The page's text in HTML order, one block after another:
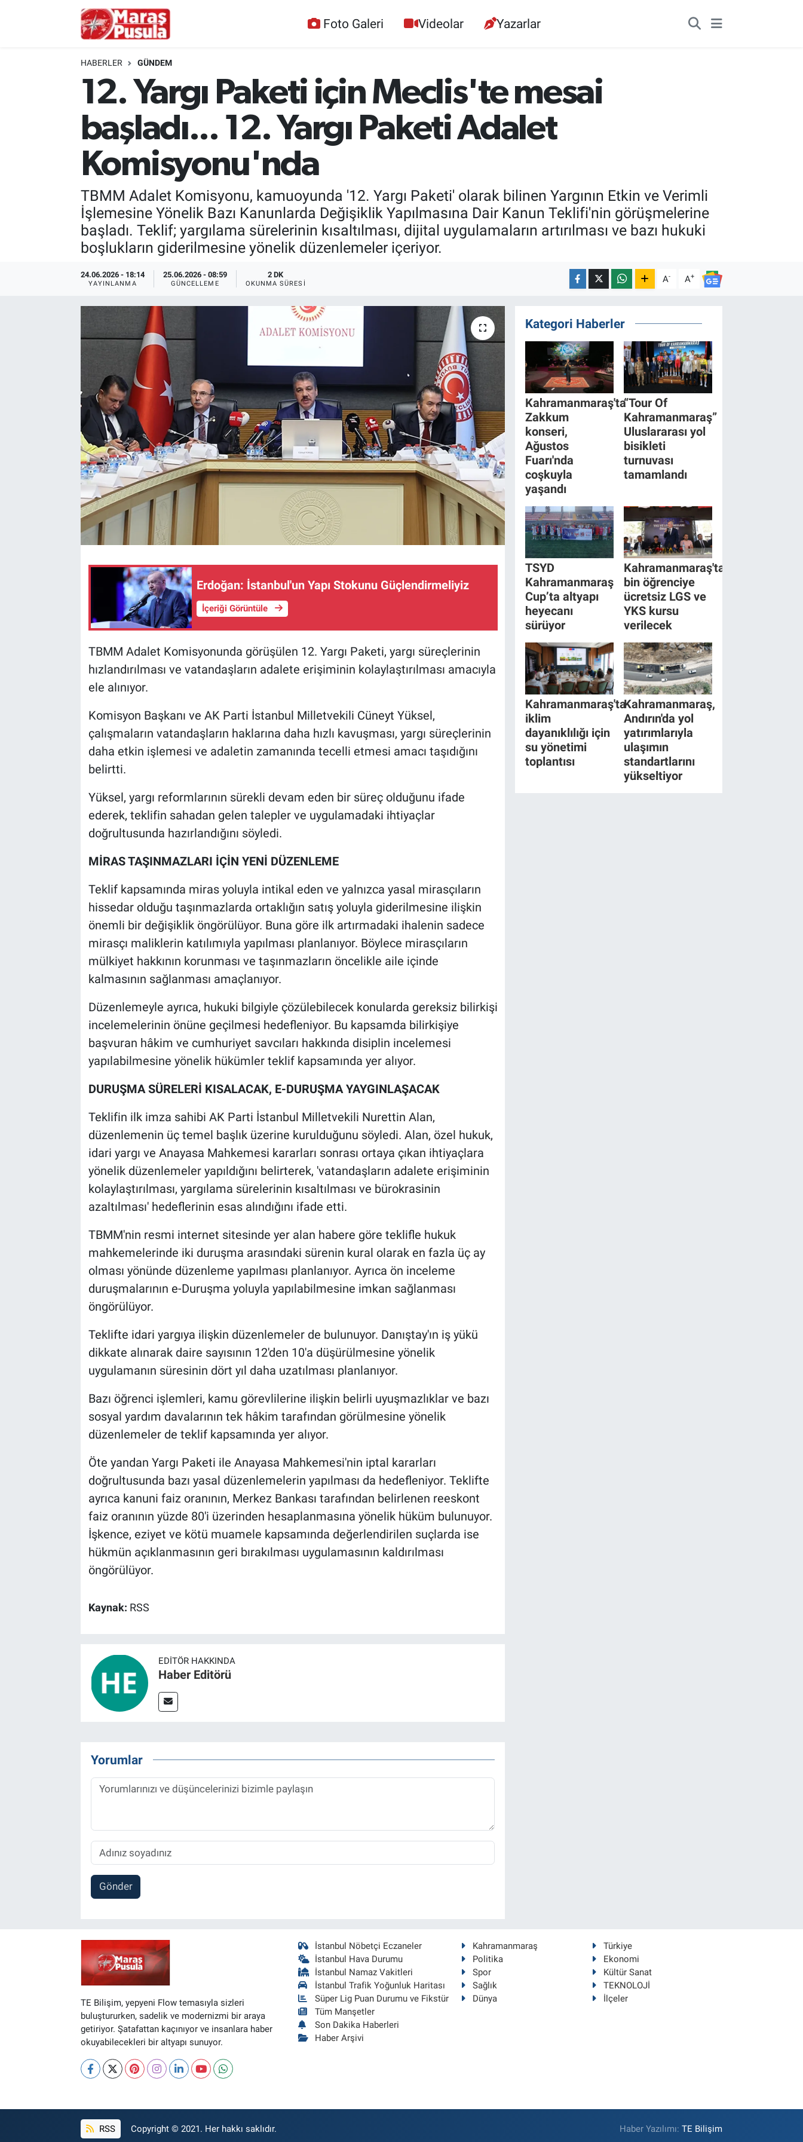
Foto Galeri Videolar Yazarlar
HABERLER GÜNDEM
12. Yargı Paketi için Meclis'te mesai
başladı... 12. Yargı Paketi Adalet
Komisyonu'nda
TBMM Adalet Komisyonu, kamuoyunda '12. Yargı Paketi' olarak bilinen Yargının Etkin ve Verimli
İşlemesine Yönelik Bazı Kanunlarda Değişiklik Yapılmasına Dair Kanun Teklifi'nin görüşmelerine
başladı. Teklif; yargılama sürelerinin kısaltılması, dijital uygulamaların artırılması ve bazı hukuki
boşlukların giderilmesine yönelik düzenlemeler içeriyor.
24.06.2026 - 18:14
YAYINLANMA
25.06.2026 - 08:59
GÜNCELLEME
2 DK
OKUNMA SÜRESI A- A+
Erdoğan: İstanbul'un Yapı Stokunu Güçlendirmeliyiz
İçeriği Görüntüle
TBMM Adalet Komisyonunda görüşülen 12. Yargı Paketi, yargı süreçlerinin
hızlandırılması ve vatandaşların adalete erişiminin kolaylaştırılması amacıyla
ele alınıyor.
Komisyon Başkanı ve AK Parti İstanbul Milletvekili Cüneyt Yüksel,
çalışmaların vatandaşların haklarına daha hızlı kavuşması, yargı süreçlerinin
daha etkin işlemesi ve adaletin zamanında tecelli etmesi amacı taşıdığını
belirtti.
Yüksel, yargı reformlarının sürekli devam eden bir süreç olduğunu ifade
ederek, teklifin sahadan gelen talepler ve uygulamadaki ihtiyaçlar
doğrultusunda hazırlandığını söyledi.
MİRAS TAŞINMAZLARI İÇİN YENİ DÜZENLEME
Teklif kapsamında miras yoluyla intikal eden ve yalnızca yasal mirasçıların
hissedar olduğu taşınmazlarda ortaklığın satış yoluyla giderilmesine ilişkin
önemli bir değişiklik öngörülüyor. Buna göre ilk artırmadaki ihalenin sadece
mirasçı maliklerin katılımıyla yapılması planlanıyor. Böylece mirasçıların
mülkiyet hakkının korunması ve taşınmazların öncelikle aile içinde
kalmasının sağlanması amaçlanıyor.
Düzenlemeyle ayrıca, hukuki bilgiyle çözülebilecek konularda gereksiz bilirkişi
incelemelerinin önüne geçilmesi hedefleniyor. Bu kapsamda bilirkişiye
başvuran hâkim ve cumhuriyet savcıları hakkında disiplin incelemesi
yapılabilmesine yönelik hükümler teklif kapsamında yer alıyor.
DURUŞMA SÜRELERİ KISALACAK, E-DURUŞMA YAYGINLAŞACAK
Teklifin ilk imza sahibi AK Parti İstanbul Milletvekili Nurettin Alan,
düzenlemenin üç temel başlık üzerine kurulduğunu söyledi. Alan, özel hukuk,
idari yargı ve Anayasa Mahkemesi kararları sonrası ortaya çıkan ihtiyaçlara
yönelik düzenlemeler yapıldığını belirterek, 'vatandaşların adalete erişiminin
kolaylaştırılması, yargılama sürelerinin kısaltılması ve bürokrasinin
azaltılması' hedeflerinin esas alındığını ifade etti.
TBMM'nin resmi internet sitesinde yer alan habere göre teklifle hukuk
mahkemelerinde iki duruşma arasındaki sürenin kural olarak en fazla üç ay
olması yönünde düzenleme yapılması planlanıyor. Ayrıca ön inceleme
duruşmalarının e-Duruşma yoluyla yapılabilmesine imkan sağlanması
öngörülüyor.
Teklifte idari yargıya ilişkin düzenlemeler de bulunuyor. Danıştay'ın iş yükü
dikkate alınarak daire sayısının 12'den 10'a düşürülmesine yönelik
uygulamanın süresinin dört yıl daha uzatılması planlanıyor.
Bazı öğrenci işlemleri, kamu görevlilerine ilişkin belirli uyuşmazlıklar ve bazı
sosyal yardım davalarının tek hâkim tarafından görülmesine yönelik
düzenlemeler de teklif kapsamında yer alıyor.
Öte yandan Yargı Paketi ile Anayasa Mahkemesi'nin iptal kararları
doğrultusunda bazı yasal düzenlemelerin yapılması da hedefleniyor. Teklifte
ayrıca kanuni faiz oranının, Merkez Bankası tarafından belirlenen reeskont
faiz oranının yüzde 80'i üzerinden hesaplanmasına yönelik hüküm bulunuyor.
İşkence, eziyet ve kötü muamele kapsamında değerlendirilen suçlarda ise
hükmün açıklanmasının geri bırakılması uygulamasının kaldırılması
öngörülüyor.
Kaynak: RSS
EDITÖR HAKKINDA
Haber Editörü
Yorumlar
Gönder
Kategori Haberler
Kahramanmaraş'ta
Zakkum
konseri,
Ağustos
Fuarı'nda
coşkuyla
yaşandı
“Tour Of
Kahramanmaraş”
Uluslararası yol
bisikleti
turnuvası
tamamlandı
TSYD
Kahramanmaraş
Cup’ta altyapı
heyecanı
sürüyor
Kahramanmaraş'ta
bin öğrenciye
ücretsiz LGS ve
YKS kursu
verilecek
Kahramanmaraş'ta
iklim
dayanıklılığı için
su yönetimi
toplantısı
Kahramanmaraş,
Andırın'da yol
yatırımlarıyla
ulaşımın
standartlarını
yükseltiyor
TE Bilişim, yepyeni Flow temasıyla sizleri
buluştururken, sadelik ve modernizmi bir araya
getiriyor. Şatafattan kaçınıyor ve insanlara haber
okuyabilecekleri bir altyapı sunuyor.
İstanbul Nöbetçi Eczaneler
İstanbul Hava Durumu
İstanbul Namaz Vakitleri
İstanbul Trafik Yoğunluk Haritası
Süper Lig Puan Durumu ve Fikstür
Tüm Manşetler
Son Dakika Haberleri
Haber Arşivi
Kahramanmaraş
Türkiye
Politika
Ekonomi
Spor
Kültür Sanat
Sağlık
TEKNOLOJİ
Dünya
İlçeler
RSS Copyright © 2021. Her hakkı saklıdır. Haber Yazılımı:TE Bilişim
Kültür Sanat
Bilim, Teknoloji
HABERDE İNSAN
BİLİM VE TEKNOLOJİ
İstanbul Hava Durumu
İstanbul Namaz Vakitleri
İstanbul Trafik Yoğunluk Haritası
Süper Lig Puan Durumu ve Fikstür
Tüm Manşetler
Son Dakika Haberleri